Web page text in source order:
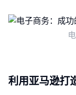
利用亚马逊打